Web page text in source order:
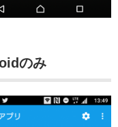
のみ